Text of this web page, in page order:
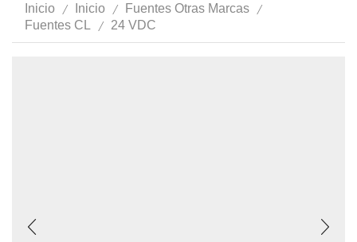
Inicio / Inicio / Fuentes Otras Marcas /
Fuentes CL / 24 VDC